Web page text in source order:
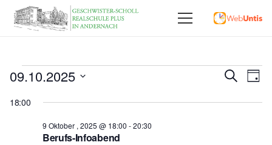
Veranstaltungen
Für
SucheTag
09.10.2025
18:00
Berufs-Infoabend
9 Oktober , 2025 @ 18:00 -20:30